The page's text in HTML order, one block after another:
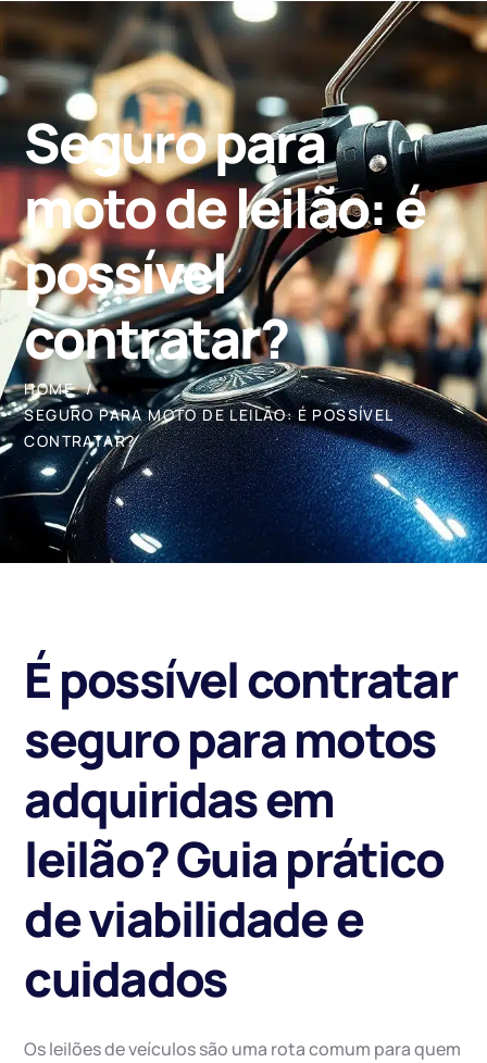
Seguro para
moto de leilão: é
possível
contratar?
HOME
SEGURO PARA MOTO DE LEILÃO: É POSSÍVEL
CONTRATAR?
É possível contratar
seguro para motos
adquiridas em
leilão? Guia prático
de viabilidade e
cuidados
Os leilões de veículos são uma rota comum para quem